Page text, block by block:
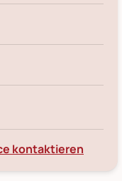
kontaktieren